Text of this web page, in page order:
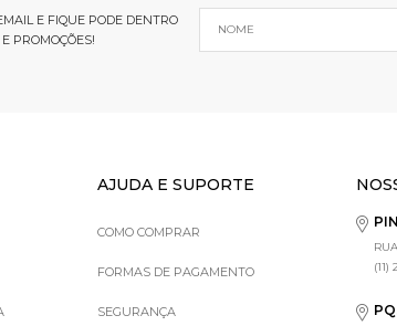
E FIQUE PODE DENTRO
PROMOÇÕES!
AJUDA E SUPORTE
COMO COMPRAR
FORMAS DE PAGAMENTO
SEGURANÇA
(11)